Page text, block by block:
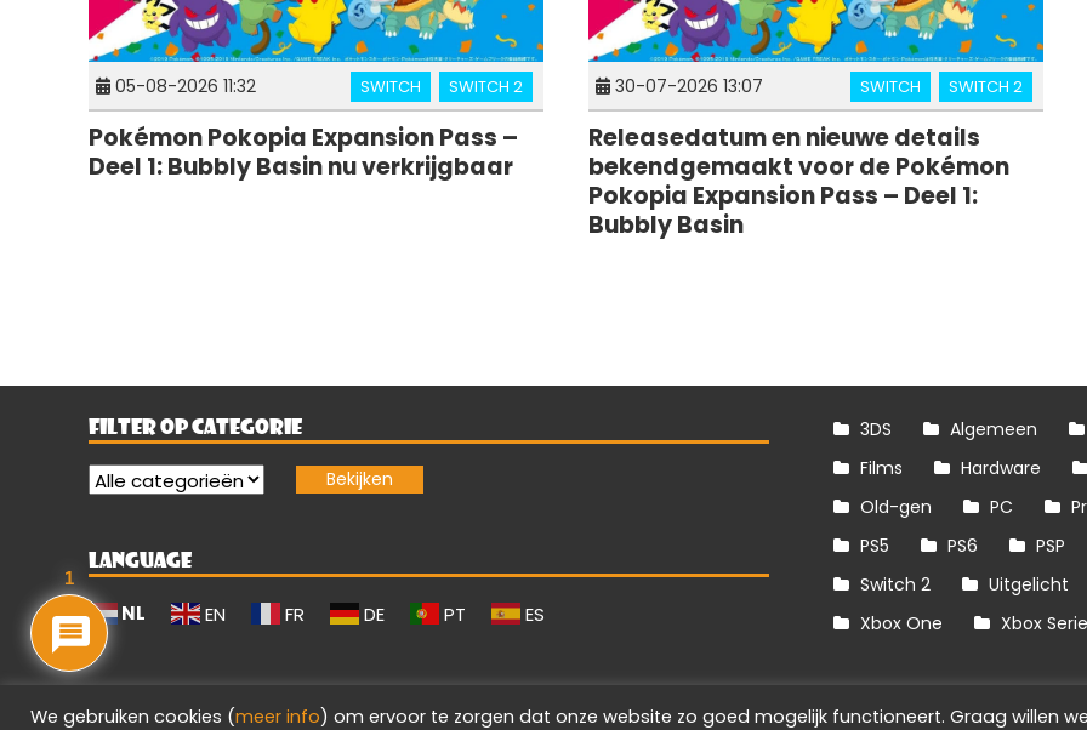
05-08-2026 11:32 SWITCH SWITCH 2
Pokémon Pokopia Expansion Pass –
Deel 1: Bubbly Basin nu verkrijgbaar
30-07-2026 13:07 SWITCH SWITCH 2
Releasedatum en nieuwe details
bekendgemaakt voor de Pokémon
Pokopia Expansion Pass – Deel 1:
Bubbly Basin
FILTER OP CATEGORIE
LANGUAGE
NL EN FR DE PT ES
3DS Algemeen
Films
Hardware
Old-gen
PC
PS5
PS6 PSP
Switch 2
Uitgelicht
Xbox One
Xbox
We gebruiken cookies (meer info) om ervoor te zorgen dat onze website zo goed mogelijk functioneert. Graag willen
1